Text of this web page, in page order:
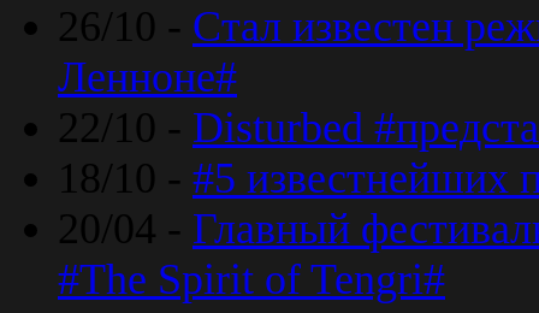
26/10 - Стал известен
Ленноне#
22/10 - Disturbed
18/10 - #5 известнейших
20/04 - Главный
#The Spirit of Tengri#